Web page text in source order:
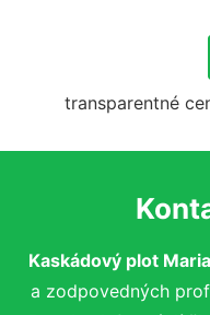
transparentné
Kaskádový plot
a zodpovedných